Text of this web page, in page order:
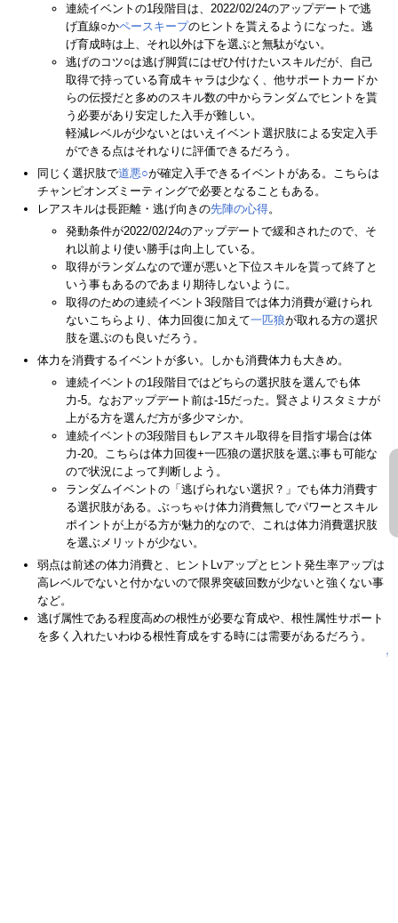
連続イベントの1段階目は、2022/02/24のアップデートで逃
げ直線○かペースキープのヒントを貰えるようになった。逃
げ育成時は上、それ以外は下を選ぶと無駄がない。
逃げのコツ○は逃げ脚質にはぜひ付けたいスキルだが、自己
取得で持っている育成キャラは少なく、他サポートカードか
らの伝授だと多めのスキル数の中からランダムでヒントを貰
う必要があり安定した入手が難しい。
軽減レベルが少ないとはいえイベント選択肢による安定入手
ができる点はそれなりに評価できるだろう。
同じく選択肢で道悪○が確定入手できるイベントがある。こちらは
チャンピオンズミーティングで必要となることもある。
レアスキルは長距離・逃げ向きの先陣の心得。
発動条件が2022/02/24のアップデートで緩和されたので、そ
れ以前より使い勝手は向上している。
取得がランダムなので運が悪いと下位スキルを貰って終了と
いう事もあるのであまり期待しないように。
取得のための連続イベント3段階目では体力消費が避けられ
ないこちらより、体力回復に加えて一匹狼が取れる方の選択
肢を選ぶのも良いだろう。
体力を消費するイベントが多い。しかも消費体力も大きめ。
連続イベントの1段階目ではどちらの選択肢を選んでも体
力-5。なおアップデート前は-15だった。賢さよりスタミナが
上がる方を選んだ方が多少マシか。
連続イベントの3段階目もレアスキル取得を目指す場合は体
力-20。こちらは体力回復+一匹狼の選択肢を選ぶ事も可能な
ので状況によって判断しよう。
ランダムイベントの「逃げられない選択？」でも体力消費す
る選択肢がある。ぶっちゃけ体力消費無しでパワーとスキル
ポイントが上がる方が魅力的なので、これは体力消費選択肢
を選ぶメリットが少ない。
弱点は前述の体力消費と、ヒントLvアップとヒント発生率アップは
高レベルでないと付かないので限界突破回数が少ないと強くない事
など。
逃げ属性である程度高めの根性が必要な育成や、根性属性サポート
を多く入れたいわゆる根性育成をする時には需要があるだろう。
↑